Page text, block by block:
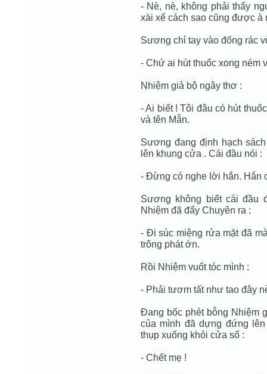
- Nè, nè, không phải thấy
xài xể cách sao cũng được à
Sương chỉ tay vào đống rác
- Chứ ai hút thuốc xong ném
Nhiệm giả bộ ngây thơ :
- Ai biết ! Tôi đâu có hút
và tên Mẫn.
Sương đang định hạch
lên khung cửa . Cái đầu nói :
- Ðừng có nghe lời hắn. Hắn
Sương không biết cái đầu
Nhiệm đã đẩy Chuyên ra :
- Ði súc miệng rửa mặt đã
trông phát ớn.
Rồi Nhiệm vuốt tóc mình :
- Phải tươm tất như tao đây
Ðang bốc phét bỗng Nhiệm
của mình đã dựng đứng
thụp xuống khỏi cửa sổ :
- Chết mẹ !